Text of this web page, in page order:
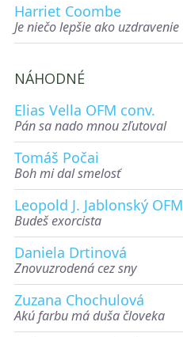
Harriet Coombe
Je niečo lepšie ako uzdravenie
NÁHODNÉ
Elias Vella OFM conv.
Pán sa nado mnou zľutoval
Tomáš Počai
Boh mi dal smelosť
Leopold J. Jablonský OFM
Budeš exorcista
Daniela Drtinová
Znovuzrodená cez sny
Zuzana Chochulová
Akú farbu má duša človeka